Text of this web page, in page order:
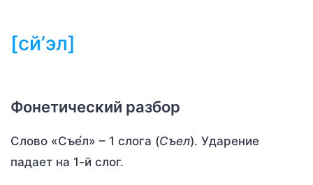
[сй’эл]
Фонетический разбор
Слово «Съе́л» – 1 слога (Съел). Ударение
падает на 1-й слог.